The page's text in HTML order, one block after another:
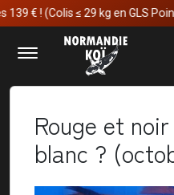
≤ 29 kg en GLS Point Relais,
Accueil
Nos voyages au
Rouge et noir ou noir et
Rouge et
blanc ?